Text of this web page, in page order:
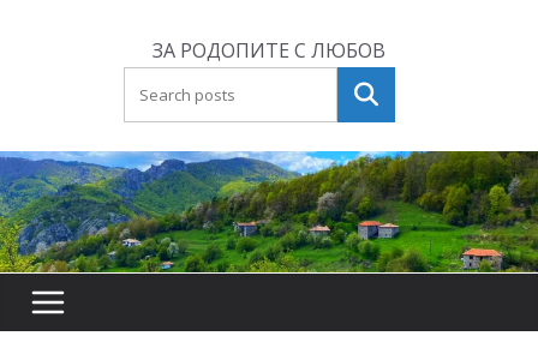
ЗА РОДОПИТЕ С ЛЮБОВ
Търсене